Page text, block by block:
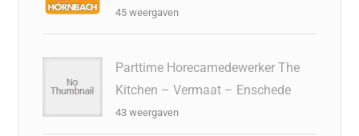
45 weergaven
Parttime Horecamedewerker The
Kitchen – Vermaat – Enschede
43 weergaven